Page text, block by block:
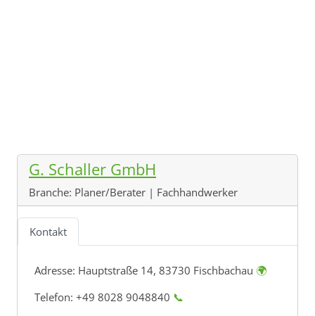
G. Schaller GmbH
Branche: Planer/Berater | Fachhandwerker
Kontakt
Adresse: Hauptstraße 14, 83730 Fischbachau 🌍
Telefon: +49 8028 9048840 📞